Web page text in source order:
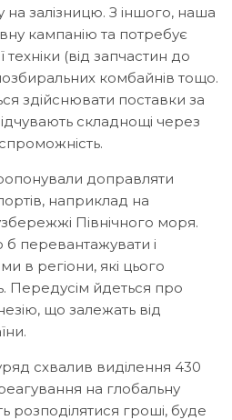
залізницю. З іншого, наша
кампанію та потребує
техніки (від запчастин до
комбайнів тощо.
здійснювати поставки за
складнощі через
доправляти
наприклад на
Північного моря.
перевантажувати і
в регіони, які цього
Передусім йдеться про
що залежать від
схвалив виділення 430
на глобальну
розподілятися гроші, буде